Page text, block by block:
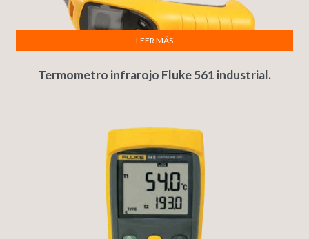
Termometro infrarojo Fluke 561 industrial.
LEER MÁS